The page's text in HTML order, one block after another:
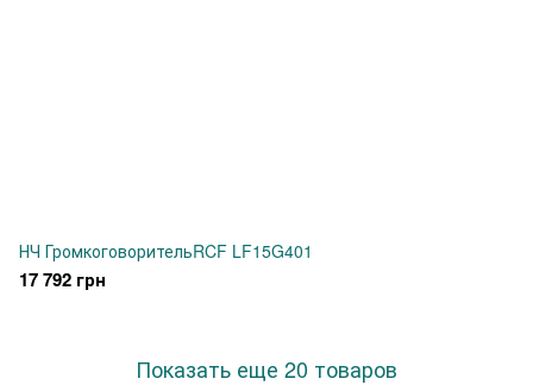
НЧ ГромкоговорительRCF LF15G401
17 792 грн
Показать еще 20 товаров